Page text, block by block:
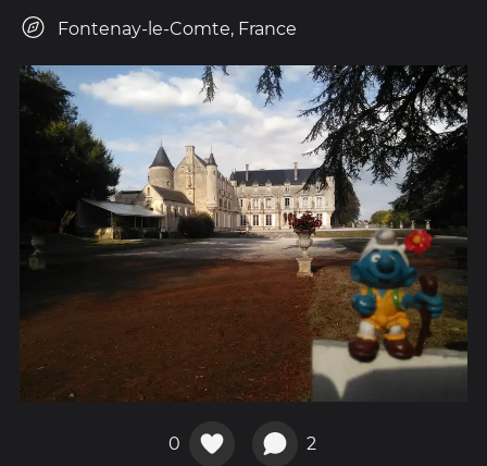
Fontenay-le-Comte, France
0 2